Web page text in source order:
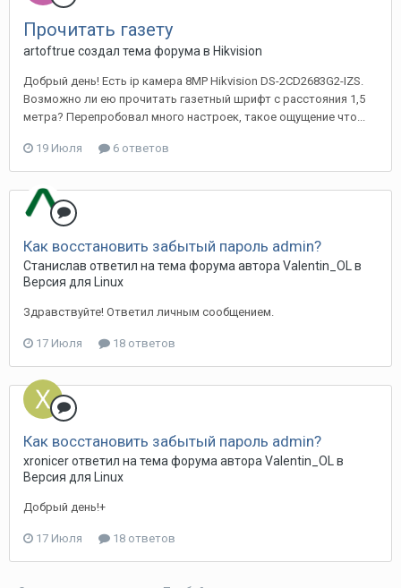
Прочитать газету
artoftrue создал тема форума в Hikvision
Добрый день! Есть ip камера 8MP Hikvision DS-2CD2683G2-IZS.
Возможно ли ею прочитать газетный шрифт с расстояния 1,5
метра? Перепробовал много настроек, такое ощущение что...
19 Июля 6 ответов
Как восстановить забытый пароль admin?
Станислав ответил на тема форума автора Valentin_OL в
Версия для Linux
Здравствуйте! Ответил личным сообщением.
17 Июля 18 ответов
Как восстановить забытый пароль admin?
xronicer ответил на тема форума автора Valentin_OL в
Версия для Linux
Добрый день!+
17 Июля 18 ответов